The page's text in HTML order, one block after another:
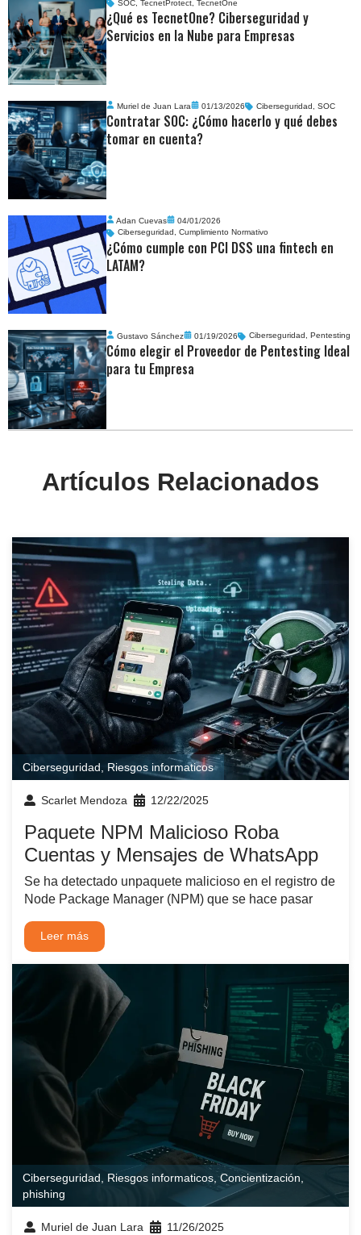
SOC ,TecnetProtect ,TecnetOne
¿Qué es TecnetOne? Ciberseguridad y
Servicios en la Nube para Empresas
Muriel de Juan Lara 01/13/2026 Ciberseguridad,SOC
Contratar SOC: ¿Cómo hacerlo y qué debes
tomar en cuenta?
Adan Cuevas
04/01/2026
Ciberseguridad ,Cumplimiento Normativo
¿Cómo cumple con PCI DSS una fintech en
LATAM?
Gustavo Sánchez 01/19/2026 Ciberseguridad , Pentesting
Cómo elegir el Proveedor de Pentesting Ideal
para tu Empresa
Artículos Relacionados
Ciberseguridad Riesgos informaticos
Scarlet Mendoza 12/22/2025
Paquete NPM Malicioso Roba
Cuentas y Mensajes de WhatsApp
Se ha detectado unpaquete malicioso en el registro de
Node Package Manager (NPM) que se hace pasar
Leer más
Ciberseguridad Riesgos informaticos ,Concientización
phishing
Muriel de Juan Lara 11/26/2025